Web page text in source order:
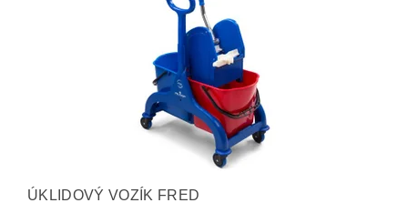
ÚKLIDOVÝ VOZÍK FRED